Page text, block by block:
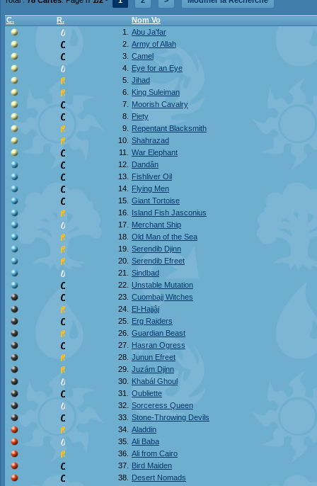
C. R.
Nom Vo
1.
Abu Ja'far
2. Army of Allah
3. Camel
4.
Eye for an Eye
5. Jihad
6.
King Suleiman
7.
Moorish Cavalry
8.
Piety
9.
Repentant Blacksmith
10. Shahrazad
11.
War Elephant
12.
Dandân
13.
Fishliver Oil
14.
Flying Men
15. Giant Tortoise
16.
Island Fish Jasconius
17.
Merchant Ship
18. Old Man of the Sea
19. Serendib Djinn
20. Serendib Efreet
21.
Sindbad
22.
Unstable Mutation
23. Cuombajj Witches
24.
El-Hajjâj
25.
Erg Raiders
26. Guardian Beast
27.
Hasran Ogress
28. Junun Efreet
29. Juzám Djinn
30.
Khabál Ghoul
31.
Oubliette
32. Sorceress Queen
33. Stone-Throwing Devils
34. Aladdin
35. Ali Baba
36. Ali from Cairo
37.
Bird Maiden
38.
Desert Nomads